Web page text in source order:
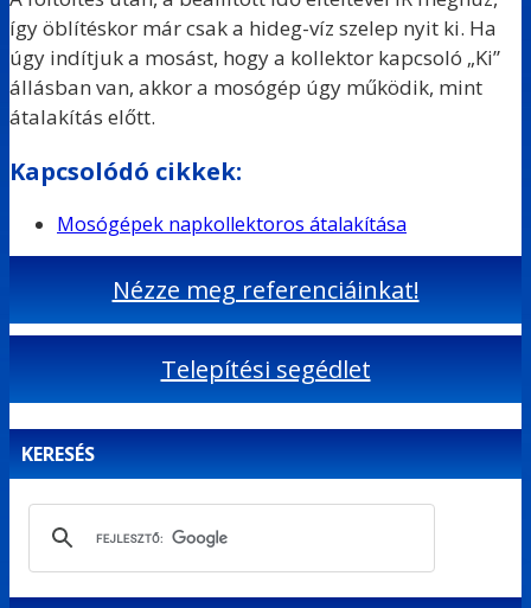
így öblítéskor már csak a hideg-víz szelep nyit ki. Ha
úgy indítjuk a mosást, hogy a kollektor kapcsoló „Ki”
állásban van, akkor a mosógép úgy működik, mint
átalakítás előtt.
Kapcsolódó cikkek:
Mosógépek napkollektoros átalakítása
Nézze meg referenciáinkat!
Telepítési segédlet
KERESÉS